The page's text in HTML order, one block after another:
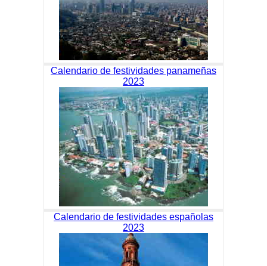
Calendario de festividades panameñas
2023
Calendario de festividades españolas
2023